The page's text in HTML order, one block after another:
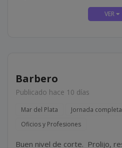
Barbero
Publicado hace 10 días
Mar del Plata Jornada completa
Oficios y Profesiones
Buen nivel de corte. Prolijo, responsable y con buena